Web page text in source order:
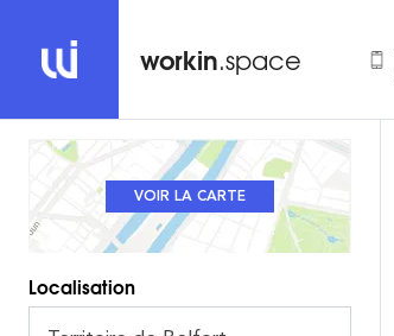
workin.space
REVENIR À LA LISTE
VOIR LA CARTE
Localisation